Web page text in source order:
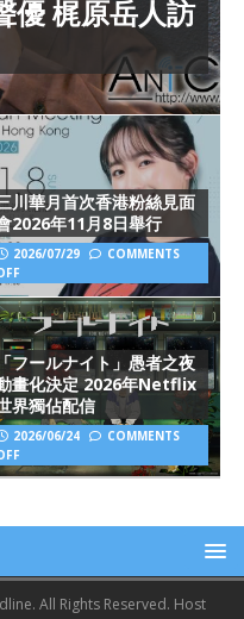
優 梶原岳人訪
川華月首次香港粉絲見面
2026年11月8日舉行
2026/07/29
COMMENTS
「フールナイト」愚者之夜
畫化決定 2026年Netflix
界獨佔配信
2026/06/24
COMMENTS
All Rights Reserved. Host